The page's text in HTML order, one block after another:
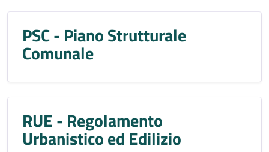
PSC - Piano Strutturale
Comunale
RUE - Regolamento
Urbanistico ed Edilizio